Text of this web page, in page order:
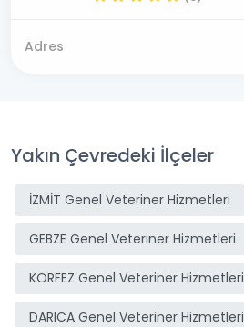
Adres
Yakın Çevredeki İlçeler
İZMİT Genel Veteriner Hizmetleri
GEBZE Genel Veteriner Hizmetleri
KÖRFEZ Genel Veteriner Hizmetleri
DARICA Genel Veteriner Hizmetleri